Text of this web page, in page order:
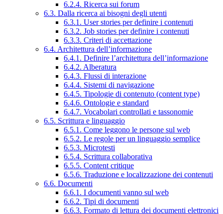
6.2.4. Ricerca sui forum
6.3. Dalla ricerca ai bisogni degli utenti
6.3.1. User stories per definire i contenuti
6.3.2. Job stories per definire i contenuti
6.3.3. Criteri di accettazione
6.4. Architettura dell’informazione
6.4.1. Definire l’architettura dell’informazione
6.4.2. Alberatura
6.4.3. Flussi di interazione
6.4.4. Sistemi di navigazione
6.4.5. Tipologie di contenuto (content type)
6.4.6. Ontologie e standard
6.4.7. Vocabolari controllati e tassonomie
6.5. Scrittura e linguaggio
6.5.1. Come leggono le persone sul web
6.5.2. Le regole per un linguaggio semplice
6.5.3. Microtesti
6.5.4. Scrittura collaborativa
6.5.5. Content critique
6.5.6. Traduzione e localizzazione dei contenuti
6.6. Documenti
6.6.1. I documenti vanno sul web
6.6.2. Tipi di documenti
6.6.3. Formato di lettura dei documenti elettronici